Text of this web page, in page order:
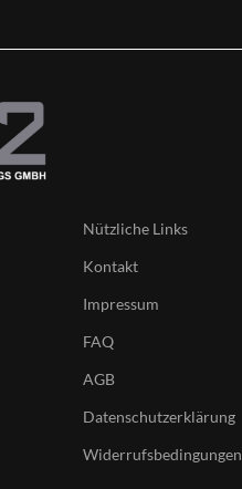
Nützliche Links
Kontakt
Impressum
FAQ
AGB
Datenschutzerklärung
Widerrufsbedingungen